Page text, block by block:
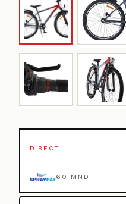
DIRECT
60 MND